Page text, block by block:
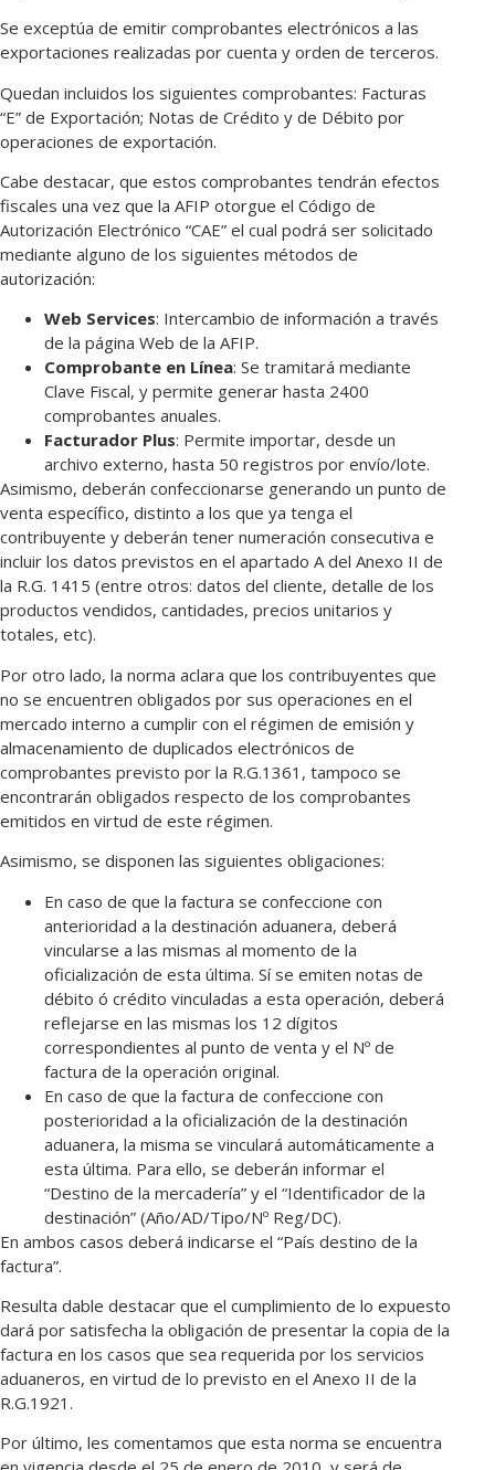
Se exceptúa de emitir comprobantes electrónicos a las
exportaciones realizadas por cuenta y orden de terceros.
Quedan incluidos los siguientes comprobantes: Facturas
“E” de Exportación; Notas de Crédito y de Débito por
operaciones de exportación.
Cabe destacar, que estos comprobantes tendrán efectos
fiscales una vez que la AFIP otorgue el Código de
Autorización Electrónico “CAE” el cual podrá ser solicitado
mediante alguno de los siguientes métodos de
autorización:
Web Services: Intercambio de información a través
de la página Web de la AFIP.
Comprobante en Línea: Se tramitará mediante
Clave Fiscal, y permite generar hasta 2400
comprobantes anuales.
Facturador Plus: Permite importar, desde un
archivo externo, hasta 50 registros por envío/lote.
Asimismo, deberán confeccionarse generando un punto de
venta específico, distinto a los que ya tenga el
contribuyente y deberán tener numeración consecutiva e
incluir los datos previstos en el apartado A del Anexo II de
la R.G. 1415 (entre otros: datos del cliente, detalle de los
productos vendidos, cantidades, precios unitarios y
totales, etc).
Por otro lado, la norma aclara que los contribuyentes que
no se encuentren obligados por sus operaciones en el
mercado interno a cumplir con el régimen de emisión y
almacenamiento de duplicados electrónicos de
comprobantes previsto por la R.G.1361, tampoco se
encontrarán obligados respecto de los comprobantes
emitidos en virtud de este régimen.
Asimismo, se disponen las siguientes obligaciones:
En caso de que la factura se confeccione con
anterioridad a la destinación aduanera, deberá
vincularse a las mismas al momento de la
oficialización de esta última. Sí se emiten notas de
débito ó crédito vinculadas a esta operación, deberá
reflejarse en las mismas los 12 dígitos
correspondientes al punto de venta y el Nº de
factura de la operación original.
En caso de que la factura de confeccione con
posterioridad a la oficialización de la destinación
aduanera, la misma se vinculará automáticamente a
esta última. Para ello, se deberán informar el
“Destino de la mercadería” y el “Identificador de la
destinación” (Año/AD/Tipo/Nº Reg/DC).
En ambos casos deberá indicarse el “País destino de la
factura”.
Resulta dable destacar que el cumplimiento de lo expuesto
dará por satisfecha la obligación de presentar la copia de la
factura en los casos que sea requerida por los servicios
aduaneros, en virtud de lo previsto en el Anexo II de la
R.G.1921.
Por último, les comentamos que esta norma se encuentra